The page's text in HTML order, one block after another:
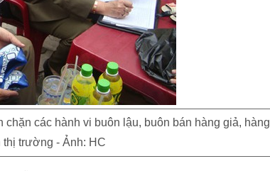
các hành vi buôn lậu, buôn bán hàng giả, hàng
trường - Ảnh: HC